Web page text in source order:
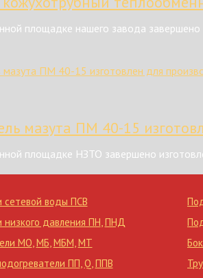
площадке нашего завода
мазута ПМ 40-15
площадке НЗТО завершено
сетевой воды ПСВ
низкого давления ПН,ПНД
МО,МБ,МБМ,МТ
ПП,Q,ППВ